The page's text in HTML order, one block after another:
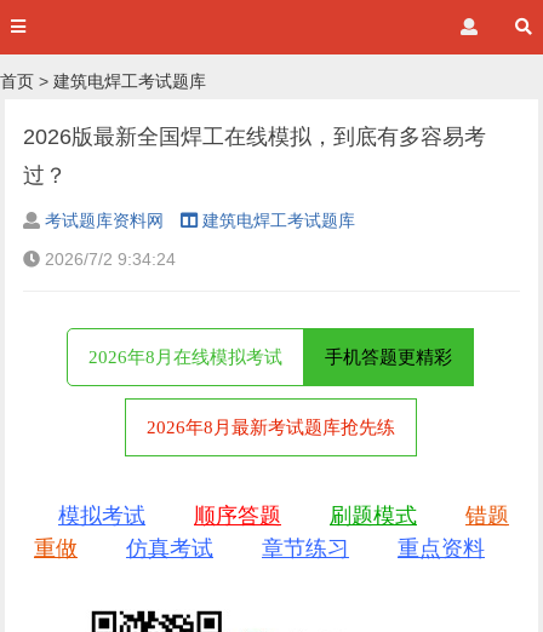
首页 > 建筑电焊工考试题库
2026版最新全国焊工在线模拟，到底有多容易考
过？
考试题库资料网
建筑电焊工考试题库
2026/7/2 9:34:24
2026年8月在线模拟考试 手机答题更精彩
2026年8月最新考试题库抢先练
模拟考试 顺序答题 刷题模式
错题
重做
仿真考试 章节练习 重点资料